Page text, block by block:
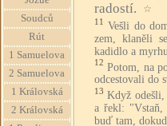
Soudců
Rút
1 Samuelova
2 Samuelova
1 Královská
2 Královská
radostí.
☆
11
Vešli do
zem, klaněli
kadidlo a myrhu.
12 Potom, na
odcestovali do
13 Když odešli,
a řekl:
buď tam,